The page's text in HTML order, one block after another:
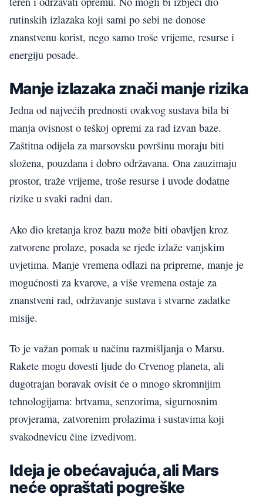
rutinskih izlazaka koji sami po sebi ne donose
znanstvenu korist, nego samo troše vrijeme, resurse i
energiju posade.
Manje izlazaka znači manje rizika
Jedna od najvećih prednosti ovakvog sustava bila bi
manja ovisnost o teškoj opremi za rad izvan baze.
Zaštitna odijela za marsovsku površinu moraju biti
složena, pouzdana i dobro održavana. Ona zauzimaju
prostor, traže vrijeme, troše resurse i uvode dodatne
rizike u svaki radni dan.
Ako dio kretanja kroz bazu može biti obavljen kroz
zatvorene prolaze, posada se rjeđe izlaže vanjskim
uvjetima. Manje vremena odlazi na pripreme, manje je
mogućnosti za kvarove, a više vremena ostaje za
znanstveni rad, održavanje sustava i stvarne zadatke
misije.
To je važan pomak u načinu razmišljanja o Marsu.
Rakete mogu dovesti ljude do Crvenog planeta, ali
dugotrajan boravak ovisit će o mnogo skromnijim
tehnologijama: brtvama, senzorima, sigurnosnim
provjerama, zatvorenim prolazima i sustavima koji
svakodnevicu čine izvedivom.
Ideja je obećavajuća, ali Mars
neće opraštati pogreške